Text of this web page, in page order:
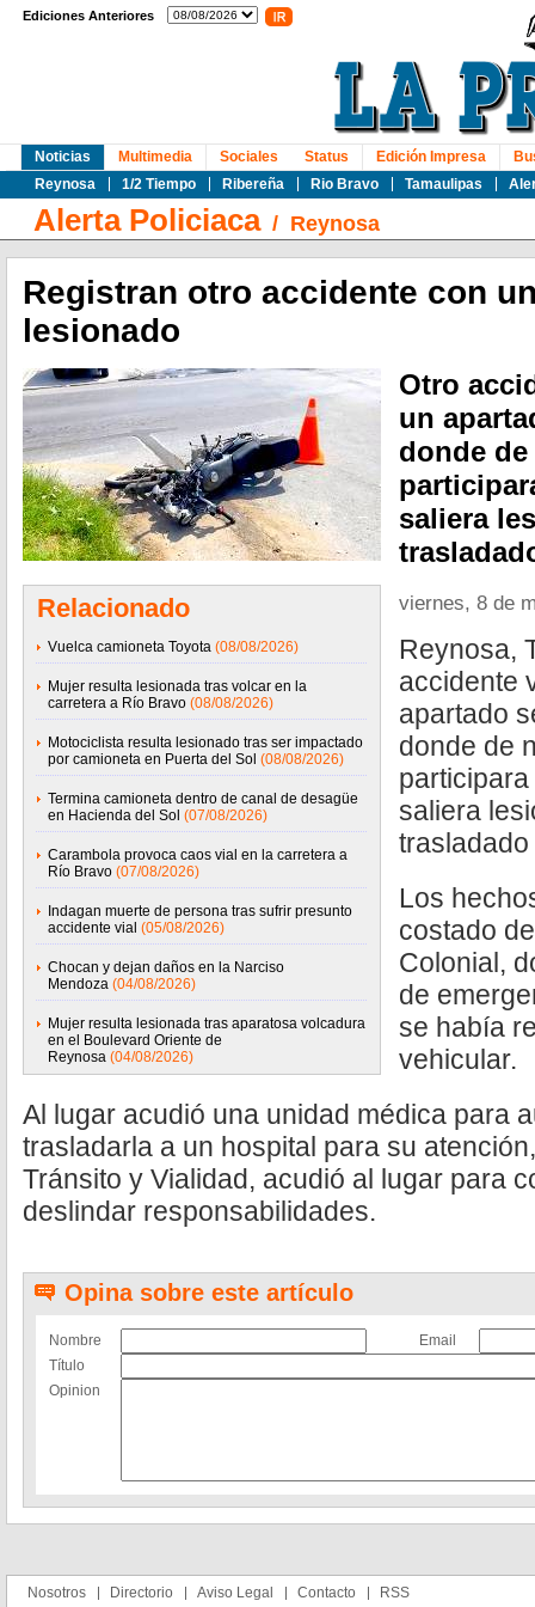
Ediciones Anteriores
Noticias
Reynosa
1/2 Tiempo Ribereña Rio Bravo Tamaulipas
Multimedia Sociales Status Edición Impresa
Alerta Policiaca/ Reynosa
Registran otro accidente con
lesionado
Relacionado
Vuelca camioneta Toyota (08/08/2026)
Mujer resulta lesionada tras volcar en la
carretera a Río Bravo (08/08/2026)
Motociclista resulta lesionado tras ser impactado
por camioneta en Puerta del Sol (08/08/2026)
Termina camioneta dentro de canal de desagüe
en Hacienda del Sol (07/08/2026)
Carambola provoca caos vial en la carretera a
Río Bravo (07/08/2026)
Indagan muerte de persona tras sufrir presunto
accidente vial (05/08/2026)
Chocan y dejan daños en la Narciso
Mendoza (04/08/2026)
Mujer resulta lesionada tras aparatosa volcadura
en el Boulevard Oriente de
Reynosa (04/08/2026)
Otro
un
donde
saliera
viernes, 8 de
Reynosa,
accidente
apartado
donde de
saliera
Los
costado
Colonial,
de
se había
vehicular.
Al lugar acudió una unidad médica para
trasladarla a un hospital para su
Tránsito y Vialidad, acudió al lugar para
deslindar responsabilidades.
Opina sobre este artículo
Nombre
Email
Título
Opinion
Nosotros Directorio Aviso Legal Contacto RSS